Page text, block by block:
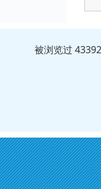
被浏览过